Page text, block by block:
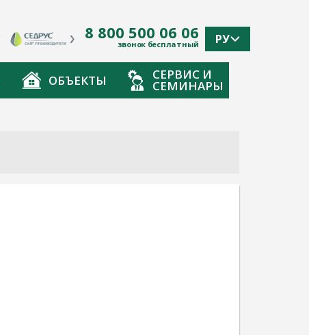
8 800 500 06 06
звонок бесплатный РУ
ОБЪЕКТЫ СЕРВИС И
СЕМИНАРЫ